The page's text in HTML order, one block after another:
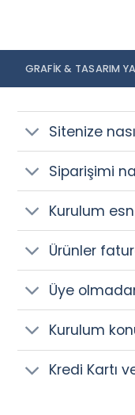
GRAFIK & TASARIM
Sitenize
Siparişimi
Kurulum
Ürünler
Üye
Kurulum
Kredi Kartı